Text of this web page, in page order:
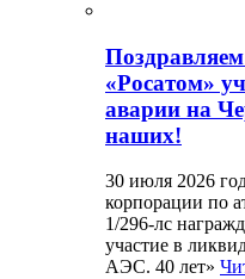
«Росатом»
аварии на
наших!
30 июля 2026
корпорации по
1/296-лс
участие в
АЭС. 40 лет»